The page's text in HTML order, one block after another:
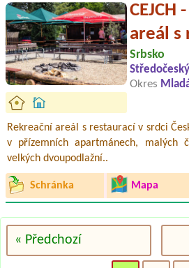
CEJCH
areál s
Srbsko
Okres
Rekreační areál s restaurací v srdci
v přízemních apartmánech, malých
velkých dvoupodlažní..
Schránka Mapa
« Předchozí